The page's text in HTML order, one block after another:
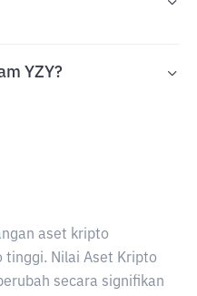
YZY?
aset kripto
tinggi. Nilai Aset Kripto
secara signifikan